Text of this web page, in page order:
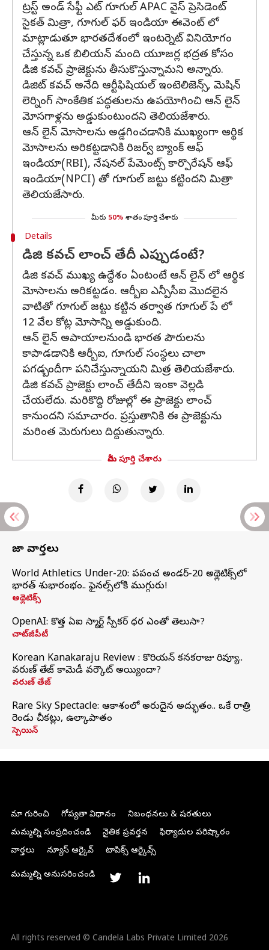
ట్రస్ట్ అండ్ సేఫ్టీ ఎట్ గూగుల్ APAC వైస్ ప్రెసిడెంట్
సైకత్ మిత్రా, గూగుల్ ఫర్ ఇండియా ఈవెంట్ లో
మాట్లాడుతూ భారతదేశంలో ఇంటర్నెట్ వినియోగం
చేస్తున్న ఒక బిలియన్ మంది యూజర్ల భద్రత కోసం
డిజి కవచ్ ప్రాజెక్టును తీసుకొస్తున్నామని అన్నారు.
డిజిట్ కవచ్ అనేది ఆర్టీఫిషియల్ ఇంటెలిజెన్స్, మెషిన్
లెర్నింగ్ సాంకేతిక పద్ధతులను ఉపయోగించి ఆన్ లైన్
మోసగాళ్లను అడ్డుకుంటుందని తెలియజేశారు.
ఆన్ లైన్ మోసాలను అడ్డగించడానికి ముఖ్యంగా ఆర్థిక
మోసాలను అరికట్టడానికి రిజర్వ్ బ్యాంక్ ఆఫ్
ఇండియా(RBI), నేషనల్ పేమెంట్స్ కార్పొరేషన్ ఆఫ్
ఇండియా(NPCI) తో గూగుల్ జట్టు కట్టిందని మిత్రా
తెలియజేసారు.
మీరు 50% శాతం పూర్తి చేశారు
Details
డిజి కవచ్ లాంచ్ తేదీ ఎప్పుడంటే?
డిజి కవచ్ ముఖ్య ఉద్దేశం ఏంటంటే ఆన్ లైన్ లో ఆర్థిక
మోసాలను అరికట్టడం. ఆర్బీఐ ఎన్పీసీఐ మొదలైన
వాటితో గూగుల్ జట్టు కట్టిన తర్వాత గూగుల్ పే లో
12 వేల కోట్ల మోసాన్ని అడ్డుకుంది.
ఆన్ లైన్ అపాయాలనుండి భారత పౌరులను
కాపాడడానికి ఆర్బీఐ, గూగుల్ సంస్థలు చాలా
పగడ్బందీగా పనిచేస్తున్నాయని మిత్ర తెలియజేశారు.
డిజి కవచ్ ప్రాజెక్టు లాంచ్ తేదీని ఇంకా వెల్లడి
చేయలేదు. మరికొద్ది రోజుల్లో ఈ ప్రాజెక్టు లాంచ్
కానుందని సమాచారం. ప్రస్తుతానికి ఈ ప్రాజెక్టును
మరింత మెరుగులు దిద్దుతున్నారు.
మీరు పూర్తి చేశారు
తాజా వార్తలు
World Athletics Under-20: ప్రపంచ అండర్-20 అథ్లెటిక్స్‌లో
భారత్‌ శుభారంభం.. ఫైనల్స్‌లోకి ముగ్గురు!
అథ్లెటిక్స్
OpenAI: కొత్త ఏఐ స్మార్ట్ స్పీకర్ ధర ఎంతో తెలుసా?
చాట్‌జీపీటీ
Korean Kanakaraju Review : కొరియన్ కనకరాజు రివ్యూ..
వరుణ్ తేజ్ కామెడీ వర్కౌట్ అయ్యిందా?
వరుణ్ తేజ్
Rare Sky Spectacle: ఆకాశంలో అరుదైన అద్భుతం.. ఒకే రాత్రి
రెండు చీకట్లు, ఉల్కాపాతం
స్పెయిన్
మా గురించి గోప్యతా విధానం
నిబంధనలు & షరతులు
మమ్మల్ని సంప్రదించండి
నైతిక ప్రవర్తన
ఫిర్యాదుల పరిష్కారం
వార్తలు
న్యూస్ ఆర్కైవ్ టాపిక్స్ ఆర్కైవ్స్
మమ్మల్ని అనుసరించండి
All rights reserved © Candela Labs Private Limited 2026